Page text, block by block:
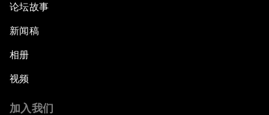
论坛故事
新闻稿
相册
视频
加入我们